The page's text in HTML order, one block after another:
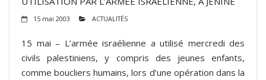
15 mai 2003 ACTUALITÉS
15 mai – L’armée israélienne a utilisé mercredi des
civils palestiniens, y compris des jeunes enfants,
comme boucliers humains, lors d’une opération dans la